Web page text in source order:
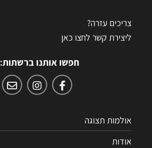
צריכים עזרה?
ליצירת קשר לחצו כאן
חפשו אותנו ברשתות:
אולמות תצוגה
אודות